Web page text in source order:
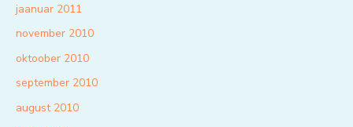
jaanuar 2011
november 2010
oktoober 2010
september 2010
august 2010